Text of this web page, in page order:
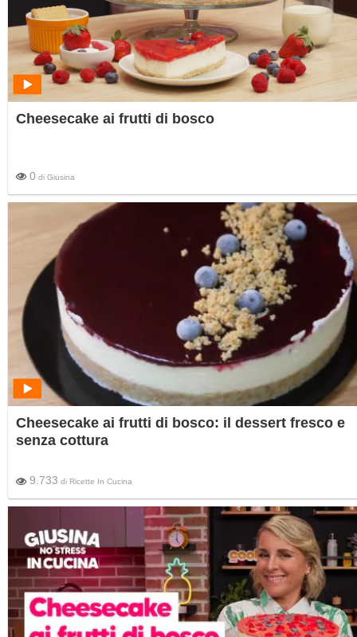
Cheesecake ai frutti di bosco
0 di Giusina
Cheesecake ai frutti di bosco: il dessert fresco e
senza cottura
9.733 di Ricette In Cucina